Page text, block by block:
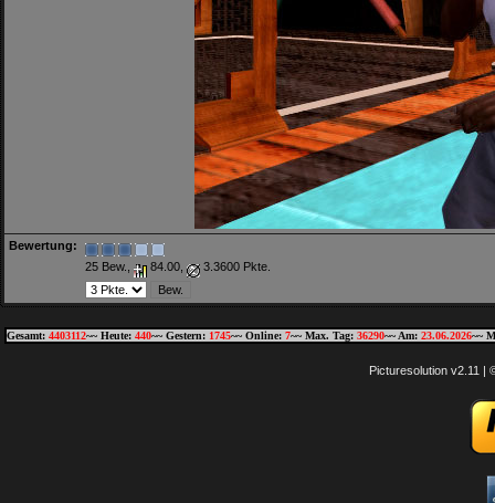
Bewertung:
25 Bew.,
84.00, 3.3600 Pkte.
Gesamt: 4403112~~ Heute: 440~~ Gestern: 1745~~ Online: 7~~ Max. Tag: 36290~~ Am: 23.06.2026~~
Picturesolution v2.11 |